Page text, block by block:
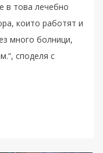
в това лечебно
които работят и
много болници,
споделя с